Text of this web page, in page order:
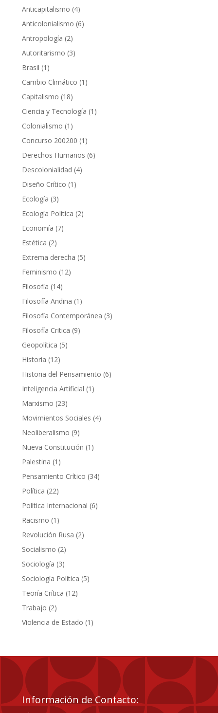
producto
Anticapitalismo 44
productos
Anticolonialismo 66
Antropología 22
productos
Autoritarismo 33
Brasil 1 1
producto
Cambio Climático 1 1
Capitalismo 1818
productos
Ciencia y Tecnología 1 1
Colonialismo 1 1
producto
Concurso 200200 1 1
producto
Derechos Humanos 66
Descolonialidad 44
Diseño Crítico 1 1
Ecología 33
productos
Ecología Política 22
Economía 77
Estética 22
productos
Extrema derecha 55
Feminismo 1212
Filosofía 1414
productos
Filosofía Andina 1 1
producto
Filosofía Contemporánea 33
Filosofía Critica 99
Geopolítica 55
Historia 1212
productos
Historia del Pensamiento 66
Inteligencia Artificial 1 1
Marxismo 2323
productos
Movimientos Sociales 44
Neoliberalismo 99
productos
Nueva Constitución 1 1
Palestina 1 1
producto
Pensamiento Crítico 3434
Política 2222
productos
Política Internacional 66
Racismo 1 1
producto
Revolución Rusa 22
Socialismo 22
productos
Sociología 33
productos
Sociología Política 55
Teoría Crítica 1212
Trabajo 22
productos
Violencia de Estado 1 1
Información de Contacto: